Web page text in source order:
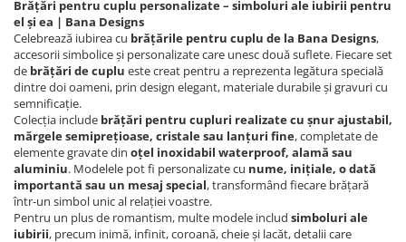
Brățări pentru cuplu personalizate – simboluri ale iubirii pentru
el și ea | Bana Designs
Celebrează iubirea cu brățările pentru cuplu de la Bana Designs,
accesorii simbolice și personalizate care unesc două suflete. Fiecare set
de brățări de cuplu este creat pentru a reprezenta legătura specială
dintre doi oameni, prin design elegant, materiale durabile și gravuri cu
semnificație.
Colecția include brățări pentru cupluri realizate cu șnur ajustabil,
mărgele semiprețioase, cristale sau lanțuri fine, completate de
elemente gravate din oțel inoxidabil waterproof, alamă sau
aluminiu. Modelele pot fi personalizate cu nume, inițiale, o dată
importantă sau un mesaj special, transformând fiecare brățară
într-un simbol unic al relației voastre.
Pentru un plus de romantism, multe modele includ simboluri ale
iubirii, precum inimă, infinit, coroană, cheie și lacăt, detalii care